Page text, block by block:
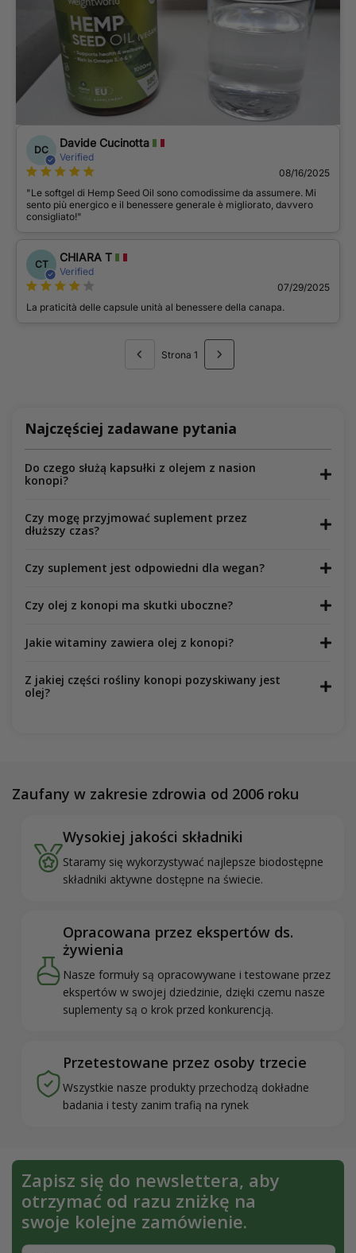
DC
Davide Cucinotta
Verified
08/16/2025
"Le softgel di Hemp Seed Oil sono comodissime da assumere. Mi
sento più energico e il benessere generale è migliorato, davvero
consigliato!"
CT
CHIARA T
Verified
07/29/2025
La praticità delle capsule unità al benessere della canapa.
Strona 1
Najczęściej zadawane pytania
Do czego służą kapsułki z olejem z nasion
konopi?
Czy mogę przyjmować suplement przez
dłuższy czas?
Czy suplement jest odpowiedni dla wegan?
Czy olej z konopi ma skutki uboczne?
Jakie witaminy zawiera olej z konopi?
Z jakiej części rośliny konopi pozyskiwany jest
olej?
Zaufany w zakresie zdrowia od 2006 roku
Wysokiej jakości składniki
Staramy się wykorzystywać najlepsze biodostępne
składniki aktywne dostępne na świecie.
Opracowana przez ekspertów ds.
żywienia
Nasze formuły są opracowywane i testowane przez
ekspertów w swojej dziedzinie, dzięki czemu nasze
suplementy są o krok przed konkurencją.
Przetestowane przez osoby trzecie
Wszystkie nasze produkty przechodzą dokładne
badania i testy zanim trafią na rynek
Zapisz się do newslettera, aby
otrzymać od razu zniżkę na
swoje kolejne zamówienie.